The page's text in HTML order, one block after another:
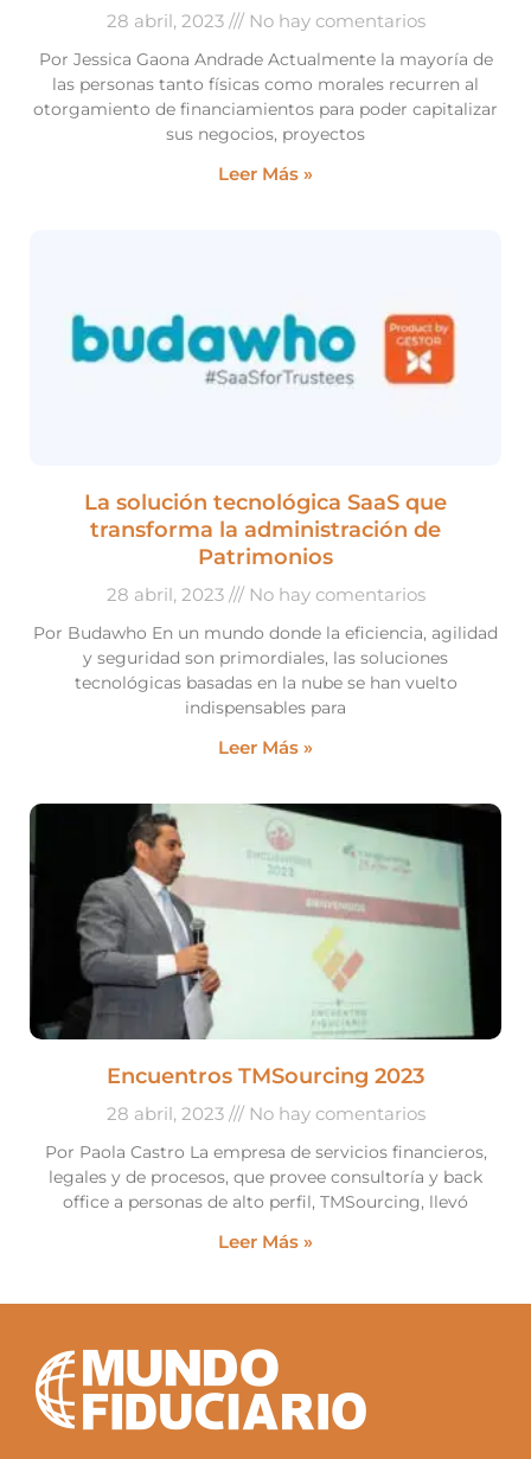
28 abril, 2023 No hay comentarios
Por Jessica Gaona Andrade Actualmente la mayoría de
las personas tanto físicas como morales recurren al
otorgamiento de financiamientos para poder capitalizar
sus negocios, proyectos
Leer Más »
La solución tecnológica SaaS que
transforma la administración de
Patrimonios
28 abril, 2023 No hay comentarios
Por Budawho En un mundo donde la eficiencia, agilidad
y seguridad son primordiales, las soluciones
tecnológicas basadas en la nube se han vuelto
indispensables para
Leer Más »
Encuentros TMSourcing 2023
28 abril, 2023 No hay comentarios
Por Paola Castro La empresa de servicios financieros,
legales y de procesos, que provee consultoría y back
office a personas de alto perfil, TMSourcing, llevó
Leer Más »